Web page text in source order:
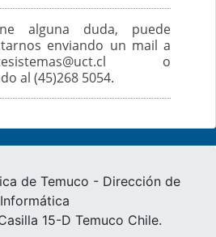
alguna duda, puede
enviando un mail a
o
al (45)268 5054.
de Temuco - Dirección de
Informática
15-D Temuco Chile.